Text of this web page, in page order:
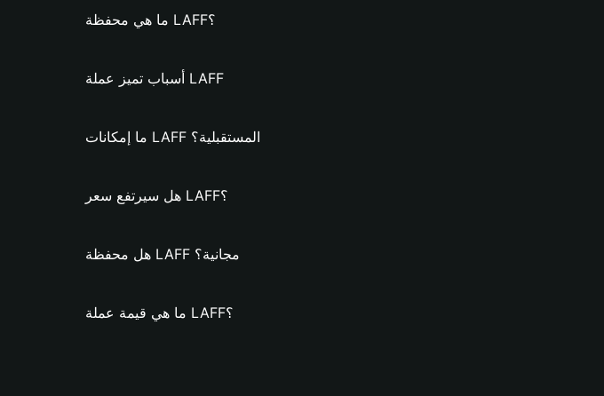
ما هي محفظة LAFF؟
أسباب تميز عملة LAFF
ما إمكانات LAFF المستقبلية؟
هل سيرتفع سعر LAFF؟
هل محفظة LAFF مجانية؟
ما هي قيمة عملة LAFF؟